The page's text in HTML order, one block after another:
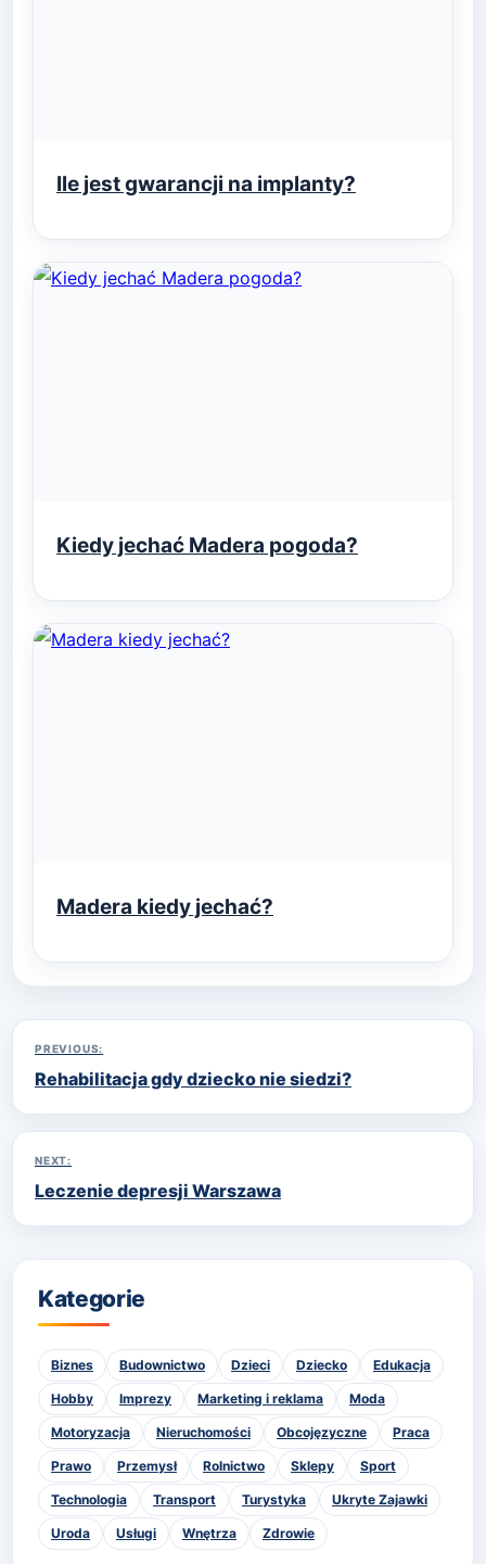
Ile jest gwarancji na implanty?
Kiedy jechać Madera pogoda?
Madera kiedy jechać?
Nawigacja
wpisu
PREVIOUS:
Rehabilitacja gdy dziecko nie siedzi?
NEXT:
Leczenie depresji Warszawa
Kategorie
Biznes Budownictwo Dzieci Dziecko Edukacja
Hobby Imprezy Marketing i reklama Moda
Motoryzacja Nieruchomości Obcojęzyczne Praca
Prawo Przemysł Rolnictwo Sklepy Sport
Technologia Transport Turystyka Ukryte Zajawki
Uroda Usługi Wnętrza Zdrowie